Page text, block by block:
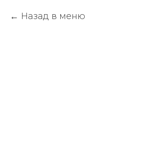
Назад в меню